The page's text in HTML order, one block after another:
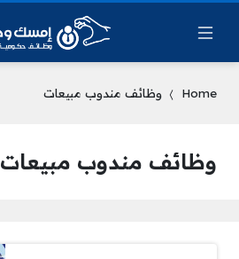
Home وظائف مندوب مبيعات
وظائف مندوب مبيعات